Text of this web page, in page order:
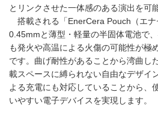
とリンクさせた一体感のある演出を可
搭載される「EnerCera Pouch（エナ
0.45mmと薄型・軽量の半固体電池で
も発火や高温による火傷の可能性が極
です。曲げ耐性があることから湾曲し
載スペースに縛られない自由なデザイ
よる充電にも対応していることから、
いやすい電子デバイスを実現します。